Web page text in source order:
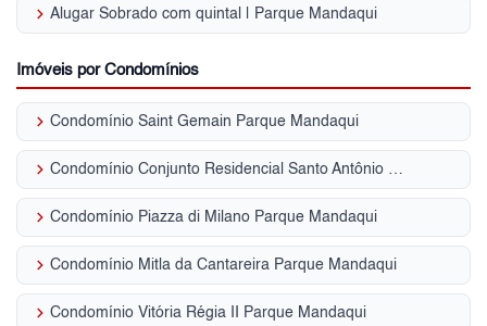
keyboard_arrow_right Alugar Sobrado com quintal | Parque Mandaqui
Imóveis por Condomínios
keyboard_arrow_right Condomínio Saint Gemain Parque Mandaqui
keyboard_arrow_right Condomínio Conjunto Residencial Santo Antônio Parque Mandaqui
keyboard_arrow_right Condomínio Piazza di Milano Parque Mandaqui
keyboard_arrow_right Condomínio Mitla da Cantareira Parque Mandaqui
keyboard_arrow_right Condomínio Vitória Régia II Parque Mandaqui